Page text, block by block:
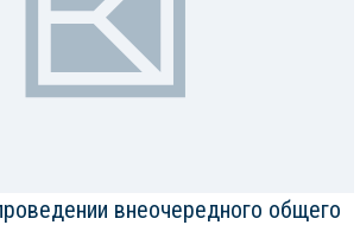
внеочередного общего